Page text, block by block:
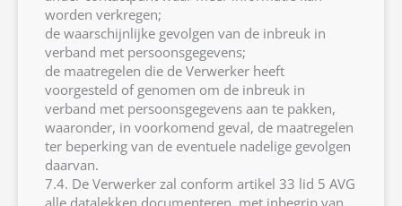
worden verkregen;
de waarschijnlijke gevolgen van de inbreuk in
verband met persoonsgegevens;
de maatregelen die de Verwerker heeft
voorgesteld of genomen om de inbreuk in
verband met persoonsgegevens aan te pakken,
waaronder, in voorkomend geval, de maatregelen
ter beperking van de eventuele nadelige gevolgen
daarvan.
7.4. De Verwerker zal conform artikel 33 lid 5 AVG
alle datalekken documenteren, met inbegrip van